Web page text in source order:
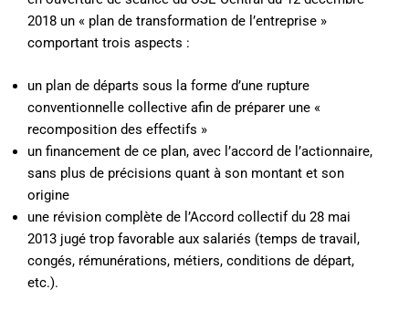
2018 un « plan de transformation de l’entreprise »
comportant trois aspects :
un plan de départs sous la forme d’une rupture
conventionnelle collective afin de préparer une «
recomposition des effectifs »
un financement de ce plan, avec l’accord de l’actionnaire,
sans plus de précisions quant à son montant et son
origine
une révision complète de l’Accord collectif du 28 mai
2013 jugé trop favorable aux salariés (temps de travail,
congés, rémunérations, métiers, conditions de départ,
etc.).